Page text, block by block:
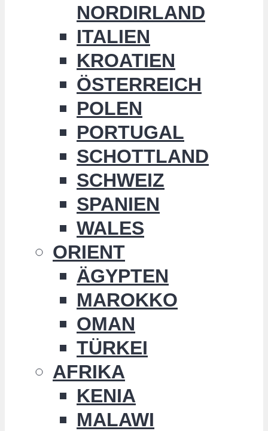
NORDIRLAND
ITALIEN
KROATIEN
ÖSTERREICH
POLEN
PORTUGAL
SCHOTTLAND
SCHWEIZ
SPANIEN
WALES
ORIENT
ÄGYPTEN
MAROKKO
OMAN
TÜRKEI
AFRIKA
KENIA
MALAWI